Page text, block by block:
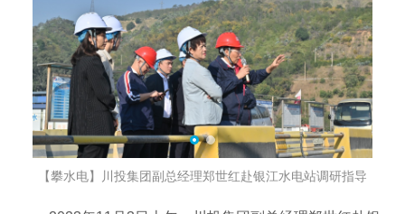
【攀水电】川投集团副总经理郑世红赴银江水电站调研指导